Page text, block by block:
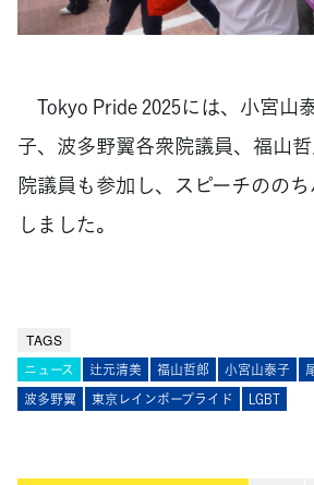
Tokyo Pride 2025には、小宮山
子、波多野翼各衆院議員、福山
院議員も参加し、スピーチのの
しました。
TAGS
ニュース 辻元清美 福山哲郎 小宮山泰子
波多野翼
東京レインボープライド LGBT